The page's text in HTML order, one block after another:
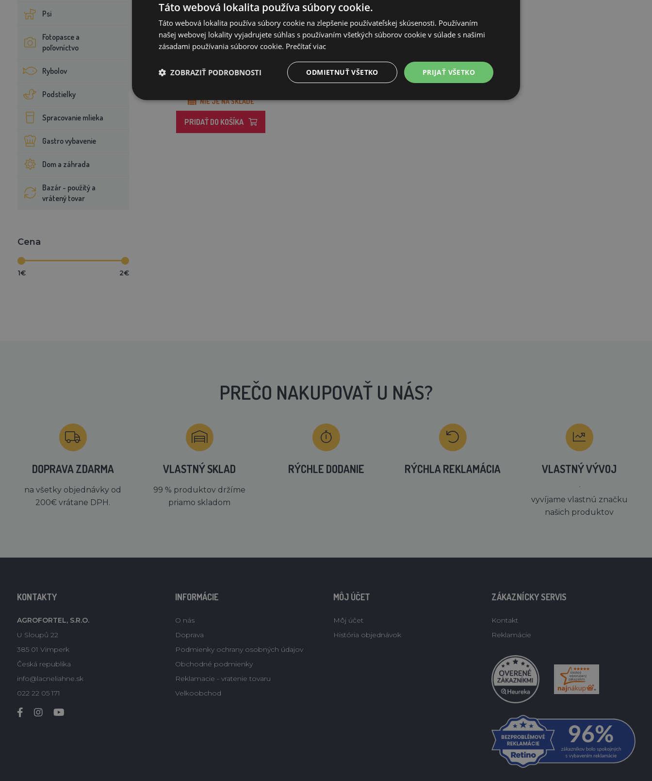
Psi
Fotopasce a
poľovníctvo
Rybolov
Podstielky
Spracovanie mlieka
Gastro vybavenie
Dom a záhrada
Bazár - použitý a
vrátený tovar
Cena
1€ 2€
Držiak na bidlá - veľkosť M
1,74€
NIE JE NA SKLADE
PRIDAŤ DO KOŠÍKA
PREČO NAKUPOVAŤ U NÁS?
DOPRAVA ZDARMA
na všetky objednávky od
200€ vrátane DPH.
VLASTNÝ SKLAD
99 % produktov držíme
priamo skladom
RÝCHLE DODANIE RÝCHLA REKLAMÁCIA VLASTNÝ VÝVOJ
´
vyvíjame vlastnú značku
našich produktov
KONTAKTY
AGROFORTEL, S.R.O.
U Sloupů 22
385 01 Vimperk
Česká republika
info@lacneliahne.sk
022 22 05 171
INFORMÁCIE
O nás
Doprava
Podmienky ochrany osobných údajov
Obchodné podmienky
Reklamacie - vratenie tovaru
Velkoobchod
MÔJ ÚČET
Môj účet
História objednávok
ZÁKAZNÍCKY SERVIS
Kontakt
Reklamácie
Táto webová lokalita používa súbory cookie.
Táto webová lokalita používa súbory cookie na zlepšenie používateľskej skúsenosti. Používaním
našej webovej lokality vyjadrujete súhlas s používaním všetkých súborov cookie v súlade s našimi
zásadami používania súborov cookie. Prečítať viac
PRIJAŤ VŠETKO
ODMIETNUŤ VŠETKO
ZOBRAZIŤ PODROBNOSTI